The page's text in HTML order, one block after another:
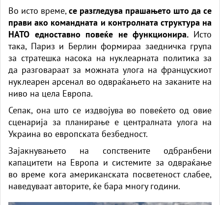
Во исто време, се разгледува прашањето што да се
прави ако командната и контролната структура на
НАТО едноставно повеќе не функционира. Исто
така, Париз и Берлин формираа заедничка група
за стратешка насока на нуклеарната политика за
да разговараат за можната улога на францускиот
нуклеарен арсенал во одвраќањето на заканите на
ниво на цела Европа.
Сепак, она што се издвојува во повеќето од овие
сценарија за планирање е централната улога на
Украина во европската безбедност.
Зајакнувањето на сопствените одбранбени
капацитети на Европа и системите за одвраќање
во време кога американската посветеност слабее,
наведуваат авторите, ќе бара многу години.